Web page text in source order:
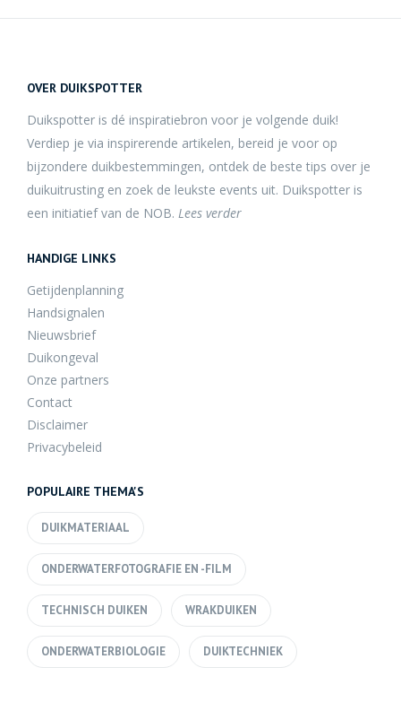
OVER DUIKSPOTTER
Duikspotter is dé inspiratiebron voor je volgende duik!
Verdiep je via inspirerende artikelen, bereid je voor op
bijzondere duikbestemmingen, ontdek de beste tips over je
duikuitrusting en zoek de leukste events uit. Duikspotter is
een initiatief van de NOB. Lees verder
HANDIGE LINKS
Getijdenplanning
Handsignalen
Nieuwsbrief
Duikongeval
Onze partners
Contact
Disclaimer
Privacybeleid
POPULAIRE THEMA'S
DUIKMATERIAAL
ONDERWATERFOTOGRAFIE EN -FILM
TECHNISCH DUIKEN WRAKDUIKEN
ONDERWATERBIOLOGIE DUIKTECHNIEK